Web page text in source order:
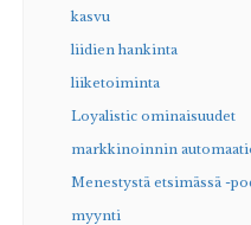
kasvu
liidien hankinta
liiketoiminta
Loyalistic ominaisuudet
markkinoinnin
Menestystä etsimässä -
myynti